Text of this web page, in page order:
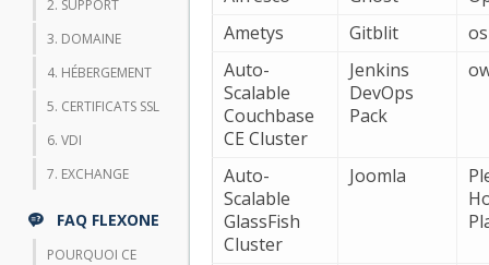
2. SUPPORT
3. DOMAINE
4. HÉBERGEMENT
5. CERTIFICATS SSL
6. VDI
7. EXCHANGE
FAQ FLEXONE
POURQUOI CE
Ametys
Gitblit
Auto-
Scalable
Couchbase
CE Cluster
Jenkins
DevOps
Pack
Auto-
Scalable
GlassFish
Cluster
Joomla